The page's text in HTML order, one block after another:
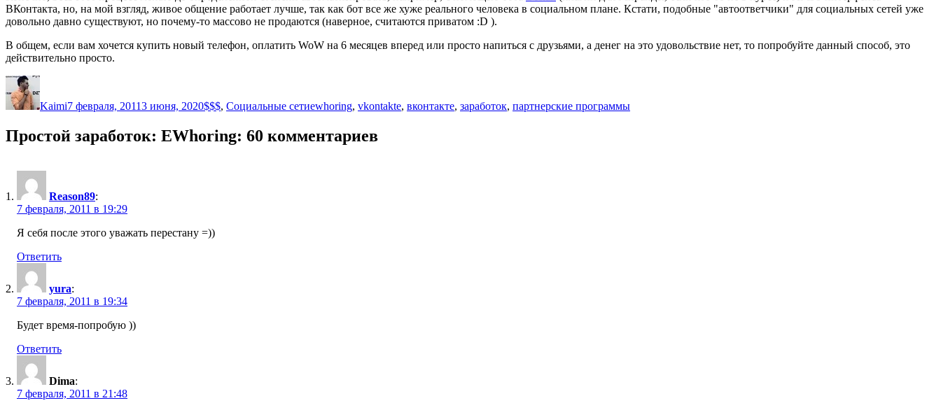
ВКонтакта, но, на мой взгляд, живое общение работает лучше, так как бот все же хуже реального человека в социальном плане. Кстати, подобные "автоответчики" для социальных сетей уже
довольно давно существуют, но почему-то массово не продаются (наверное, считаются приватом :D ).
В общем, если вам хочется купить новый телефон, оплатить WoW на 6 месяцев вперед или просто напиться с друзьями, а денег на это удовольствие нет, то попробуйте данный способ, это
действительно просто.
Автор
Kaimi7 февраля, 20113 июня, 2020$$$, Социальные сетиewhoring, vkontakte, вконтакте, заработок, партнерские программы
Простой заработок: EWhoring: 60 комментариев
Reason89:
7 февраля, 2011 в 19:29
Я себя после этого уважать перестану =))
Ответить
yura:
7 февраля, 2011 в 19:34
Будет время-попробую ))
Ответить
Dima:
7 февраля, 2011 в 21:48